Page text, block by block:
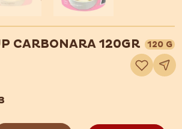
CARBONARA 120GR 120 G
Adicionar
à
lista